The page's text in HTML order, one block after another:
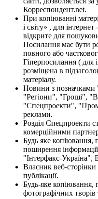
Корреспондент.net.
При копіюванні
і світу» , для
відкрите для
Посилання має бути
повного або
Гіперпосилання ( для
розміщена в
матеріалу.
Новини з
"Регіони", "Гроші",
"Спецпроекти",
реклами.
Розділ Спецпроекти
комерційними
Будь яке копіювання,
поширення
"Інтерфакс-Україна",
Власник веб-сторінки
публікації.
Будь-яке копіювання,
фотографічних творів